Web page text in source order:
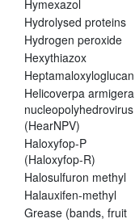
Hymexazol
Hydrolysed proteins
Hydrogen peroxide
Hexythiazox
Heptamaloxyloglucan
Helicoverpa armigera
nucleopolyhedrovirus
(HearNPV)
Haloxyfop-P
(Haloxyfop-R)
Halosulfuron methyl
Halauxifen-methyl
Grease (bands, fruit